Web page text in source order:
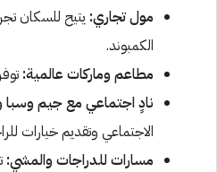
مول تجاري: يتيح للسكان
الكمبوند.
مطاعم وماركات عالمية:
نادٍ اجتماعي مع جيم وسبا
الاجتماعي وتقديم خيارات
مسارات للدراجات والمشي: